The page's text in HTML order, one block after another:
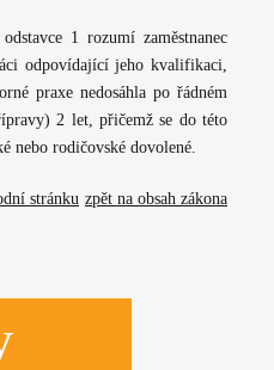
1 rozumí zaměstnanec
odpovídající jeho kvalifikaci,
praxe nedosáhla po řádném
2 let, přičemž se do této
nebo rodičovské dovolené.
zpět na obsah zákona
stránku